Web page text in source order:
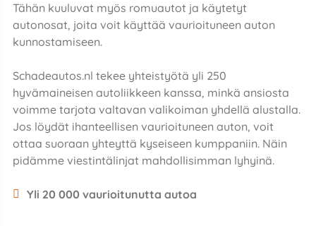
Tähän kuuluvat myös romuautot ja käytetyt
autonosat, joita voit käyttää vaurioituneen auton
kunnostamiseen.
Schadeautos.nl tekee yhteistyötä yli 250
hyvämaineisen autoliikkeen kanssa, minkä ansiosta
voimme tarjota valtavan valikoiman yhdellä alustalla.
Jos löydät ihanteellisen vaurioituneen auton, voit
ottaa suoraan yhteyttä kyseiseen kumppaniin. Näin
pidämme viestintälinjat mahdollisimman lyhyinä.
Yli 20 000 vaurioitunutta autoa